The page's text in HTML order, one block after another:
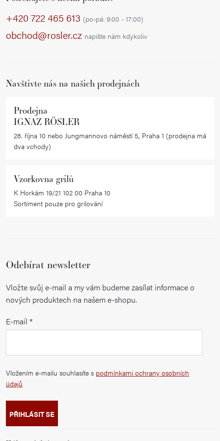
+420 722 465 613 (po-pá: 9:00 - 17:00)
obchod@rosler.cz napište nám kdykoliv
Navštivte nás na našich prodejnách
Prodejna
IGNAZ RÖSLER
28. října 10 nebo Jungmannovo náměstí 5, Praha 1 (prodejna má
dva vchody)
Vzorkovna grilů
K Horkám 19/21 102 00 Praha 10
Sortiment pouze pro grilování
Odebírat newsletter
Vložte svůj e-mail a my vám budeme zasílat informace o
nových produktech na našem e-shopu.
E-mail
Vložením e-mailu souhlasíte s podmínkami ochrany osobních
údajů
PŘIHLÁSIT SE